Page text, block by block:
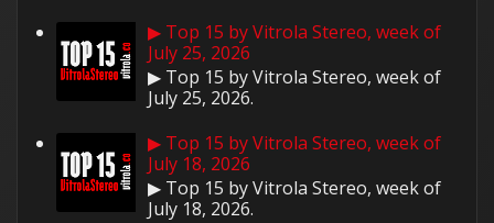
▶ Top 15 by Vitrola Stereo, week of
July 25, 2026
▶ Top 15 by Vitrola Stereo, week of
July 25, 2026.
▶ Top 15 by Vitrola Stereo, week of
July 18, 2026
▶ Top 15 by Vitrola Stereo, week of
July 18, 2026.